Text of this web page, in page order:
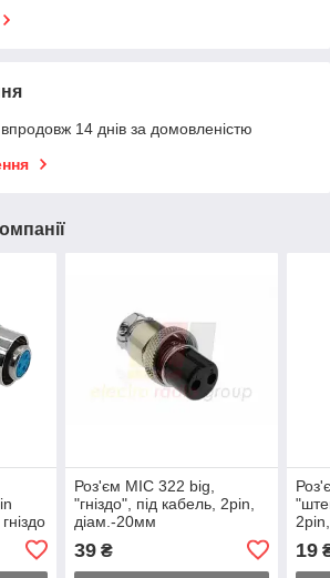
14 днів за домовленістю
Роз'єм MIC 322 big,
"гніздо", під кабель, 2pin,
діам.-20мм
39₴ 19